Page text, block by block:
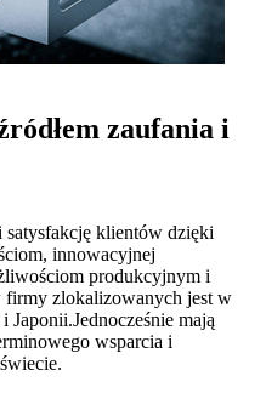
zaufania i
klientów dzięki
innowacyjnej
produkcyjnym i
zlokalizowanych jest w
Japonii.Jednocześnie mają
wsparcia i